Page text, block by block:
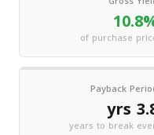
of purchase
Payback
years to break